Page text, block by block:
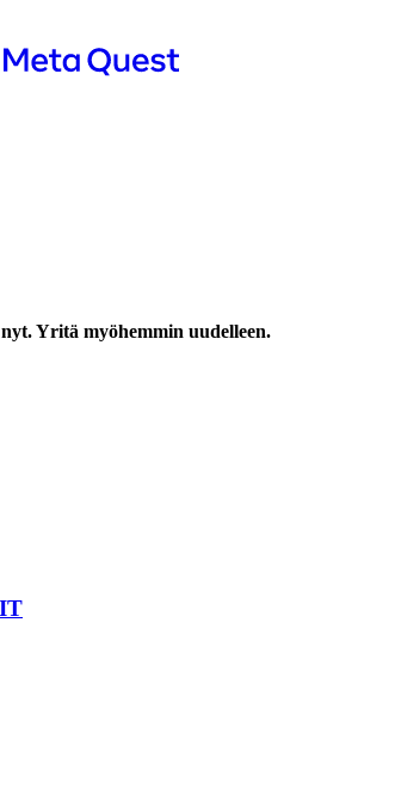
Yritä myöhemmin uudelleen.